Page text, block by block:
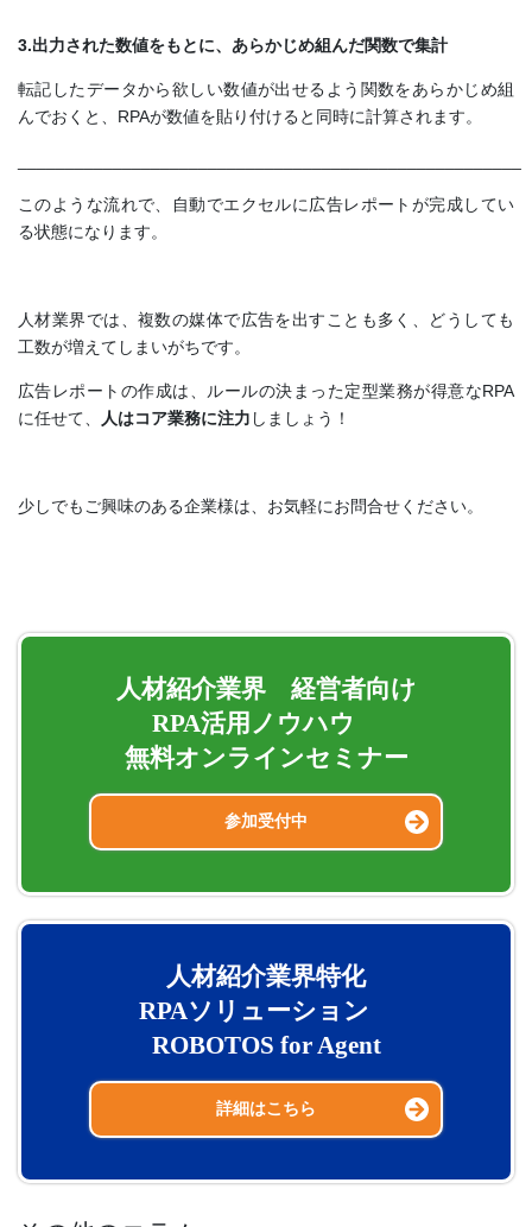
3.出力された数値をもとに、あらかじめ組んだ関数で集計
転記したデータから欲しい数値が出せるよう関数をあらかじめ組
んでおくと、RPAが数値を貼り付けると同時に計算されます。
このような流れで、自動でエクセルに広告レポートが完成してい
る状態になります。
人材業界では、複数の媒体で広告を出すことも多く、どうしても
工数が増えてしまいがちです。
広告レポートの作成は、ルールの決まった定型業務が得意なRPA
に任せて、
人はコア業務に注力 しましょう！
少しでもご興味のある企業様は、お気軽にお問合せください。
人材紹介業界 経営者向け
RPA活用ノウハウ
無料オンラインセミナー
参加受付中
人材紹介業界特化
RPAソリューション
ROBOTOS for Agent
詳細はこちら